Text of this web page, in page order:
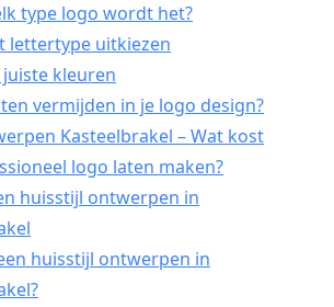
type logo wordt het?
lettertype uitkiezen
juiste kleuren
vermijden in je logo design?
Kasteelbrakel – Wat kost
logo laten maken?
huisstijl ontwerpen in
huisstijl ontwerpen in